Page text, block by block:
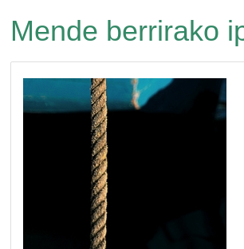
Mende berrirako